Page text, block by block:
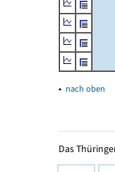
▴ nach oben
Das